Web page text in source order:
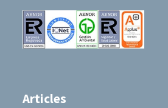
Articles